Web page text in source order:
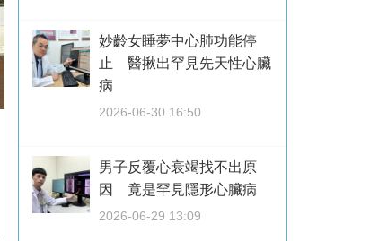
妙齡女睡夢中心肺功能停
止 醫揪出罕見先天性心臟
病
2026-06-30 16:50
男子反覆心衰竭找不出原
因 竟是罕見隱形心臟病
2026-06-29 13:09